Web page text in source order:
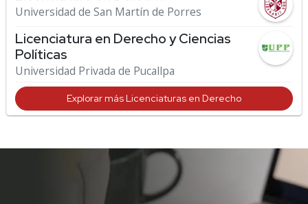
Universidad de San Martín de Porres
Licenciatura en Derecho y Ciencias
Políticas
Universidad Privada de Pucallpa
Explorar más Licenciaturas en Derecho